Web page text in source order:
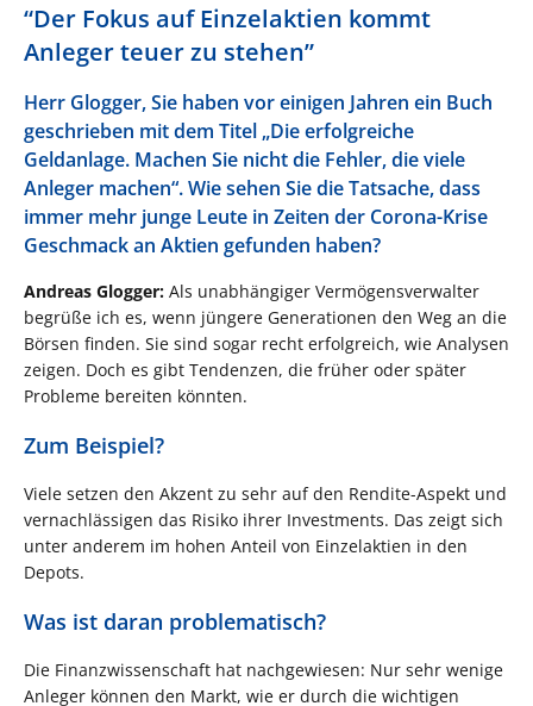
“Der Fokus auf Einzelaktien kommt
Anleger teuer zu stehen”
Herr Glogger, Sie haben vor einigen Jahren ein Buch
geschrieben mit dem Titel „Die erfolgreiche
Geldanlage. Machen Sie nicht die Fehler, die viele
Anleger machen“. Wie sehen Sie die Tatsache, dass
immer mehr junge Leute in Zeiten der Corona-Krise
Geschmack an Aktien gefunden haben?
Andreas Glogger: Als unabhängiger Vermögensverwalter
begrüße ich es, wenn jüngere Generationen den Weg an die
Börsen finden. Sie sind sogar recht erfolgreich, wie Analysen
zeigen. Doch es gibt Tendenzen, die früher oder später
Probleme bereiten könnten.
Zum Beispiel?
Viele setzen den Akzent zu sehr auf den Rendite-Aspekt und
vernachlässigen das Risiko ihrer Investments. Das zeigt sich
unter anderem im hohen Anteil von Einzelaktien in den
Depots.
Was ist daran problematisch?
Die Finanzwissenschaft hat nachgewiesen: Nur sehr wenige
Anleger können den Markt, wie er durch die wichtigen